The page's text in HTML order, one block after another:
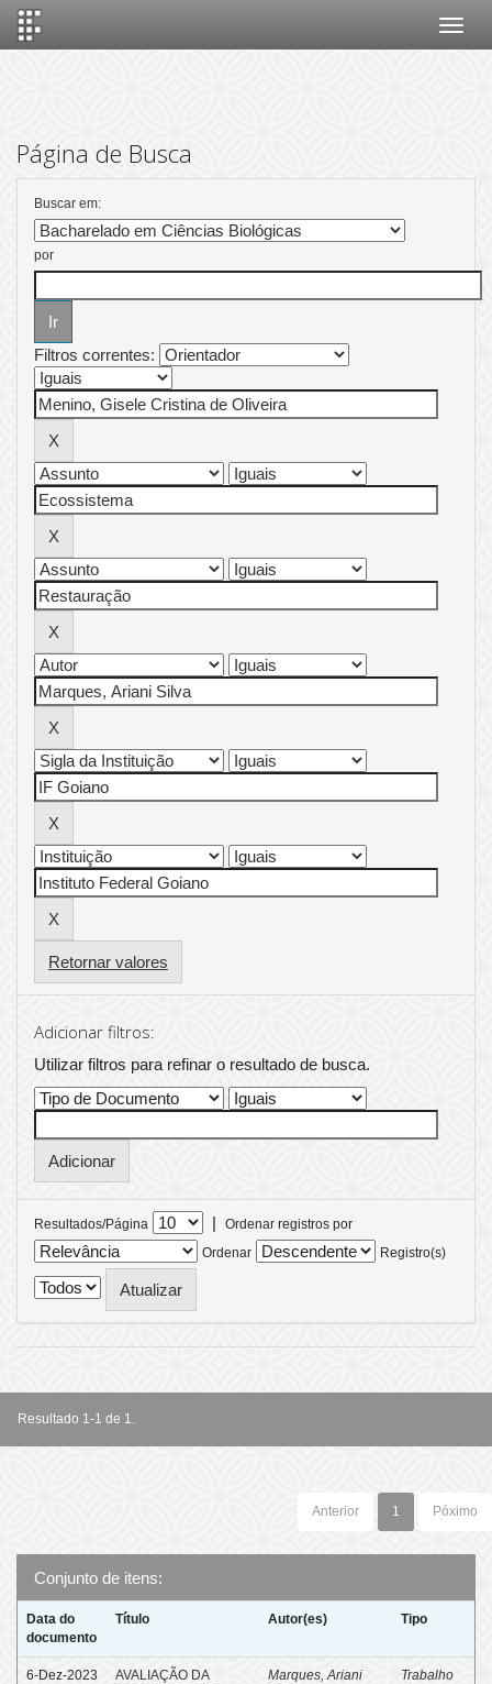
Página de Busca
Buscar em:
por
Filtros correntes:
Retornar valores
Adicionar filtros:
Utilizar filtros para refinar o resultado de busca.
Resultados/Página |
Ordenar registros por
Ordenar
Registro(s)
Resultado 1-1 de 1.
Anterior 1 Póximo
Conjunto de itens:
Data do
documento
Título Autor(es) Tipo
6-Dez-2023
AVALIAÇÃO DA
Marques, Ariani
Trabalho